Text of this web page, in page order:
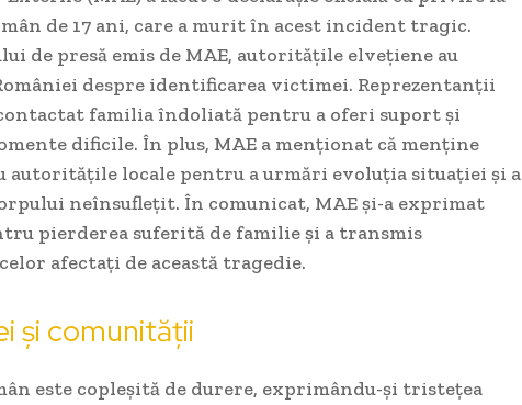
de 17 ani, care a murit în acest incident tragic.
de presă emis de MAE, autoritățile elvețiene au
despre identificarea victimei. Reprezentanții
familia îndoliată pentru a oferi suport și
dificile. În plus, MAE a menționat că menține
autoritățile locale pentru a urmări evoluția situației și a
neînsuflețit. În comunicat, MAE și-a exprimat
pierderea suferită de familie și a transmis
afectați de această tragedie.
și comunității
este copleșită de durere, exprimându-și tristețea